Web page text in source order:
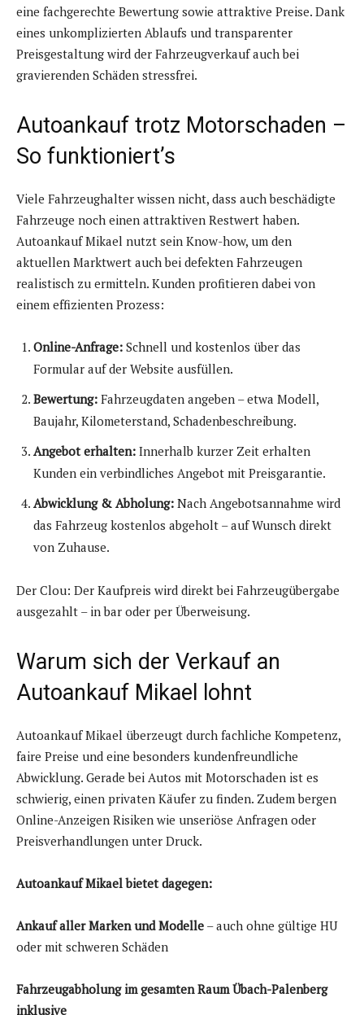
eine fachgerechte Bewertung sowie attraktive Preise. Dank
eines unkomplizierten Ablaufs und transparenter
Preisgestaltung wird der Fahrzeugverkauf auch bei
gravierenden Schäden stressfrei.
Autoankauf trotz Motorschaden –
So funktioniert’s
Viele Fahrzeughalter wissen nicht, dass auch beschädigte
Fahrzeuge noch einen attraktiven Restwert haben.
Autoankauf Mikael nutzt sein Know-how, um den
aktuellen Marktwert auch bei defekten Fahrzeugen
realistisch zu ermitteln. Kunden profitieren dabei von
einem effizienten Prozess:
Online-Anfrage: Schnell und kostenlos über das
Formular auf der Website ausfüllen.
Bewertung: Fahrzeugdaten angeben – etwa Modell,
Baujahr, Kilometerstand, Schadenbeschreibung.
Angebot erhalten: Innerhalb kurzer Zeit erhalten
Kunden ein verbindliches Angebot mit Preisgarantie.
Abwicklung & Abholung: Nach Angebotsannahme wird
das Fahrzeug kostenlos abgeholt – auf Wunsch direkt
von Zuhause.
Der Clou: Der Kaufpreis wird direkt bei Fahrzeugübergabe
ausgezahlt – in bar oder per Überweisung.
Warum sich der Verkauf an
Autoankauf Mikael lohnt
Autoankauf Mikael überzeugt durch fachliche Kompetenz,
faire Preise und eine besonders kundenfreundliche
Abwicklung. Gerade bei Autos mit Motorschaden ist es
schwierig, einen privaten Käufer zu finden. Zudem bergen
Online-Anzeigen Risiken wie unseriöse Anfragen oder
Preisverhandlungen unter Druck.
Autoankauf Mikael bietet dagegen:
Ankauf aller Marken und Modelle – auch ohne gültige HU
oder mit schweren Schäden
Fahrzeugabholung im gesamten Raum Übach-Palenberg
inklusive